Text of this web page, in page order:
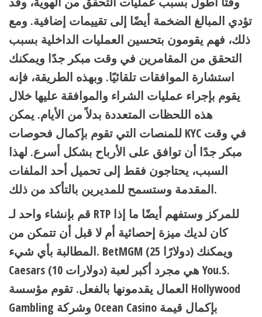
تؤدي المبالغ الضخمة أيضًا إلى تقييمات إضافية. ومع
ذلك، فهم يقومون بتحسين العمليات الداخلية بسبب
التحقق من المقامرين في وقت مبكر جدًا ويمكنك
استشارة الموافقات تلقائيًا. وبهذه الطريقة، فإنه
يقوم بإجراء عمليات الشراء والموافقة عليها خلال
هذه اللحظات المتعددة بدلاً من الأيام. يمكن
للمنصات التي تقوم بإكمال فحوصات KYC في وقت
مبكر جدًا أن توافق على الأرباح بشكل أسرع. لهذا
السبب، يحتاجون فقط إلى تحميل أحد الملفات
المقدمة وستسمح للمديرين بالتأكد من ذلك.
قم بإنشاء واحد لـ RTP للمركز وستفهم أيضًا ما إذا
كان لديك ميزة إحصائية أم لا قبل أن تتمكن من
المطالبة بأي شيء. BetMGM (25 دولارًا) ويمكنك
Caesars (10 دولارات) هي مجرد أكبر لعبة You.S.
العمال يقدمونها بالفعل. تقوم مؤسسة Hollywood
Gambling وشركة Ocean Casino بإكمال قيمة